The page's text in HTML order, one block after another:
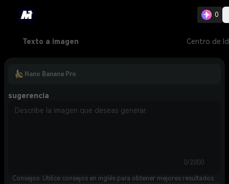
0
Texto a imagen Centro de
Nano Banana Pro
sugerencia
0/2000
Consejos: Utilice consejos en inglés para obtener mejores resultados.